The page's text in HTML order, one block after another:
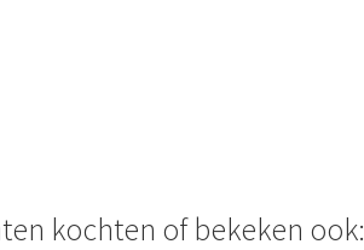
kochten of bekeken ook: